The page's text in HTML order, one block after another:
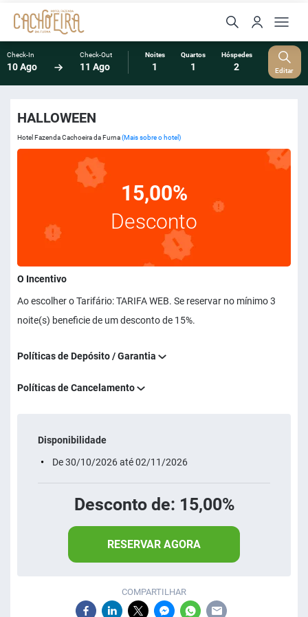
Check-In
10 Ago
Check-Out
11 Ago
Noites
1
Quartos
1
Hóspedes
2 Editar
HALLOWEEN
Hotel Fazenda Cachoeira da Furna(Mais sobre o hotel)
15,00%
Desconto
O Incentivo
Ao escolher o Tarifário: TARIFA WEB. Se reservar no mínimo 3
noite(s) beneficie de um desconto de 15%.
Políticas de Depósito / Garantia
Políticas de Cancelamento
Disponibilidade
De 30/10/2026 até 02/11/2026
Desconto de: 15,00%
RESERVAR AGORA
COMPARTILHAR